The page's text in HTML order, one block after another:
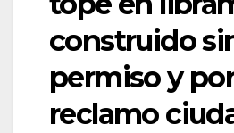
construido
permiso y
reclamo